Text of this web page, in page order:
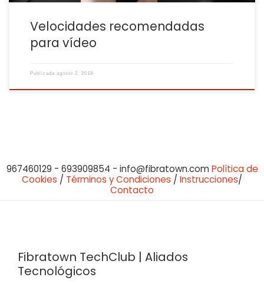
Velocidades recomendadas
para vídeo
Publicada agosto 2, 2018
967460129 - 693909854 - info@fibratown.com Política de
Cookies / Términos y Condiciones / Instrucciones/
Contacto
Fibratown TechClub | Aliados
Tecnológicos